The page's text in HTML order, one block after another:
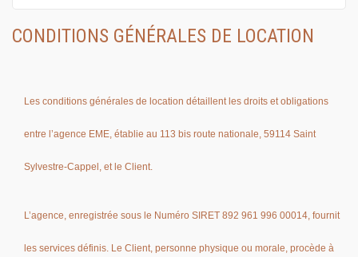
CONDITIONS GÉNÉRALES DE LOCATION
Les conditions générales de location détaillent les droits et obligations
entre l’agence EME, établie au 113 bis route nationale, 59114 Saint
Sylvestre-Cappel, et le Client.
L’agence, enregistrée sous le Numéro SIRET 892 961 996 00014, fournit
les services définis. Le Client, personne physique ou morale, procède à